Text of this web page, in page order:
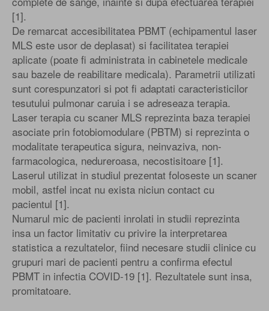
[1].
De remarcat accesibilitatea PBMT (echipamentul laser
MLS este usor de deplasat) si facilitatea terapiei
aplicate (poate fi administrata in cabinetele medicale
sau bazele de reabilitare medicala). Parametrii utilizati
sunt corespunzatori si pot fi adaptati caracteristicilor
tesutului pulmonar caruia i se adreseaza terapia.
Laser terapia cu scaner MLS reprezinta baza terapiei
asociate prin fotobiomodulare (PBTM) si reprezinta o
modalitate terapeutica sigura, neinvaziva, non-
farmacologica, nedureroasa, necostisitoare [1].
Laserul utilizat in studiul prezentat foloseste un scaner
mobil, astfel incat nu exista niciun contact cu
pacientul [1].
Numarul mic de pacienti inrolati in studii reprezinta
insa un factor limitativ cu privire la interpretarea
statistica a rezultatelor, fiind necesare studii clinice cu
grupuri mari de pacienti pentru a confirma efectul
PBMT in infectia COVID-19 [1]. Rezultatele sunt insa,
promitatoare.